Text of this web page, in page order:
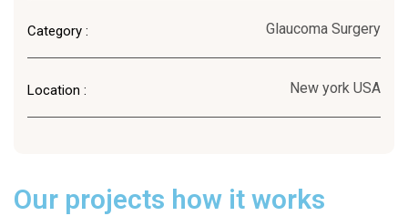
Category : Glaucoma Surgery
Location : New york USA
Our projects how it works